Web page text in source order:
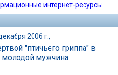
интернет-ресурсы
2006 г.,
"птичьего гриппа" в
молодой мужчина